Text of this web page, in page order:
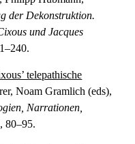
der Dekonstruktion.
und Jacques
telepathische
Noam Gramlich (eds),
Narrationen,
80–95.